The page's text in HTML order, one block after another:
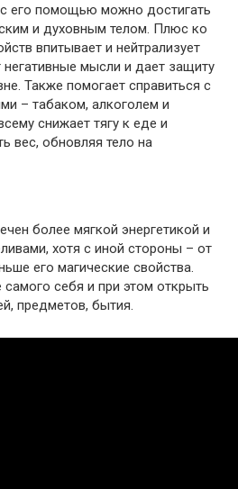
его помощью можно достигать
и духовным телом. Плюс ко
впитывает и нейтрализует
негативные мысли и дает защиту
Также помогает справиться с
– табаком, алкоголем и
снижает тягу к еде и
вес, обновляя тело на
более мягкой энергетикой и
хотя с иной стороны – от
его магические свойства.
себя и при этом открыть
предметов, бытия.